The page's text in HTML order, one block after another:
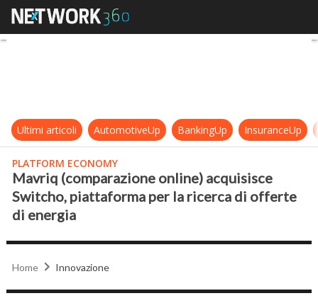
Mavriq (comparazione online)
Ultimi articoli AutomotiveUp BankingUp InsuranceUp
PLATFORM ECONOMY
Mavriq (comparazione online) acquisisce
Switcho, piattaforma per la ricerca di offerte
di energia
Home Innovazione